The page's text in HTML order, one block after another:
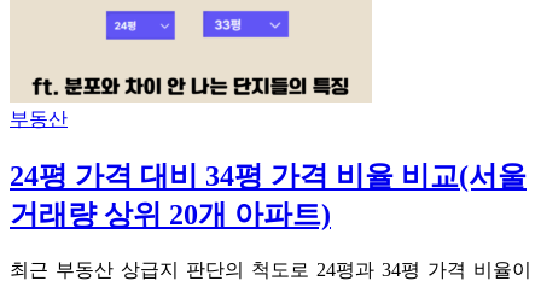
부동산
24평 가격 대비 34평 가격 비율 비교(서울
거래량 상위 20개 아파트)
최근 부동산 상급지 판단의 척도로 24평과 34평 가격 비율이